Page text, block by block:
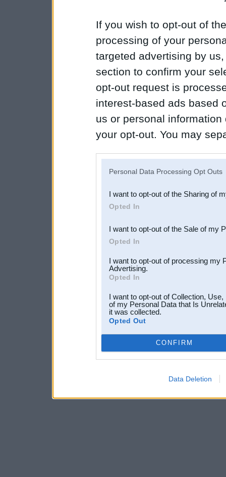
If you wish to opt-out of
processing of your
targeted advertising by
section to confirm your
opt-out request is
interest-based ads based
us or personal
your opt-out. You may
Downstream Participants
third parties.
Personal Data Processing Opt Outs
I want to opt-out of the Sharing of
Opted In
I want to opt-out of the Sale of my
Opted In
I want to opt-out of processing my
Advertising.
Opted In
I want to opt-out of Collection,
of my Personal Data that Is
it was collected.
Opted Out
CONFIRM
Data Deletion